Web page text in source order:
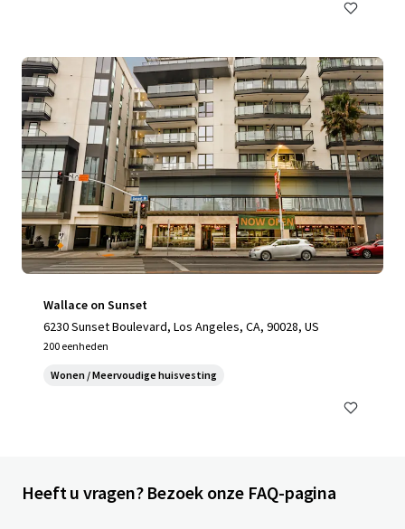
Wallace on Sunset
6230 Sunset Boulevard, Los Angeles, CA, 90028, US
200 eenheden
Wonen / Meervoudige huisvesting
Heeft u vragen? Bezoek onze FAQ-pagina